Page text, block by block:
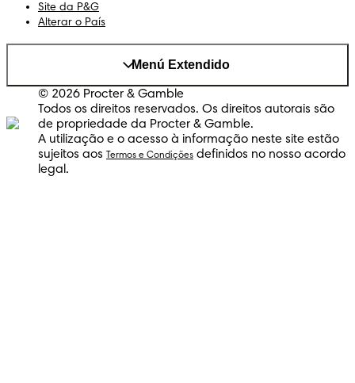
Site da P&G
Alterar o País
Menú Extendido
© 2026 Procter & Gamble
Todos os direitos reservados. Os direitos autorais são
de propriedade da Procter & Gamble.
A utilização e o acesso à informação neste site estão
sujeitos aos
Termos e Condições definidos no nosso acordo
legal.